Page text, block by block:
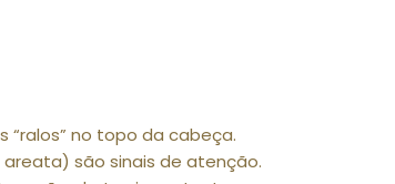
no topo da cabeça.
são sinais de atenção.